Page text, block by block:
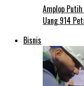
Amplop
Uang 914
Bisnis